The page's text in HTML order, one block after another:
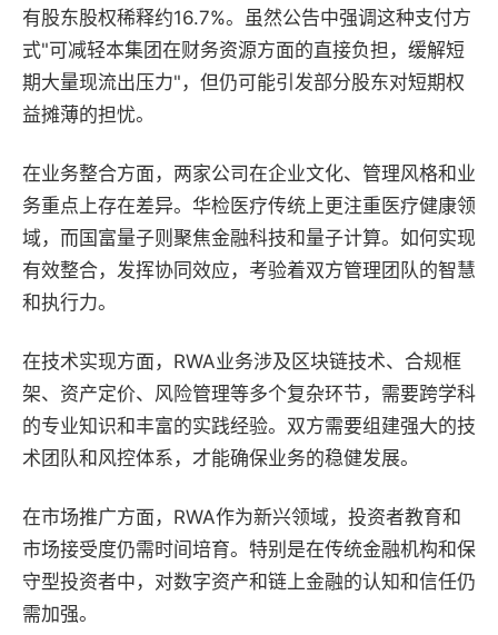
有股东股权稀释约16.7%。虽然公告中强调这种支付方
式"可减轻本集团在财务资源方面的直接负担，缓解短
期大量现流出压力"，但仍可能引发部分股东对短期权
益摊薄的担忧。
在业务整合方面，两家公司在企业文化、管理风格和业
务重点上存在差异。华检医疗传统上更注重医疗健康领
域，而国富量子则聚焦金融科技和量子计算。如何实现
有效整合，发挥协同效应，考验着双方管理团队的智慧
和执行力。
在技术实现方面，RWA业务涉及区块链技术、合规框
架、资产定价、风险管理等多个复杂环节，需要跨学科
的专业知识和丰富的实践经验。双方需要组建强大的技
术团队和风控体系，才能确保业务的稳健发展。
在市场推广方面，RWA作为新兴领域，投资者教育和
市场接受度仍需时间培育。特别是在传统金融机构和保
守型投资者中，对数字资产和链上金融的认知和信任仍
需加强。